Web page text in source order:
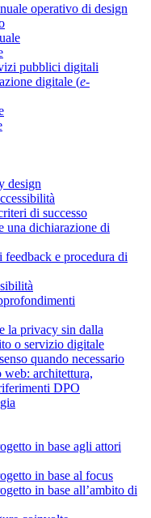
operativo di design
pubblici digitali
digitale (e-
design
di successo
una dichiarazione di
e procedura di
la privacy sin dalla
o servizio digitale
quando necessario
web: architettura,
DPO
in base agli attori
in base al focus
in base all’ambito di